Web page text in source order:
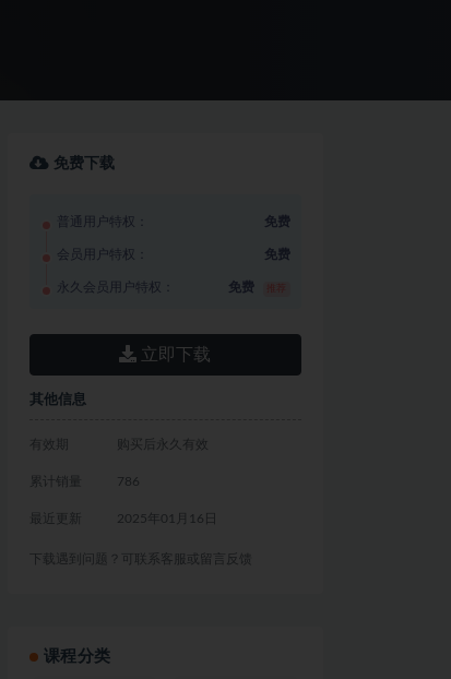
免费下载
普通用户特权： 免费
会员用户特权： 免费
永久会员用户特权： 免费
立即下载
其他信息
有效期 购买后永久有效
累计销量 786
最近更新 2025年01月16日
下载遇到问题？可联系客服或留言反馈
课程分类